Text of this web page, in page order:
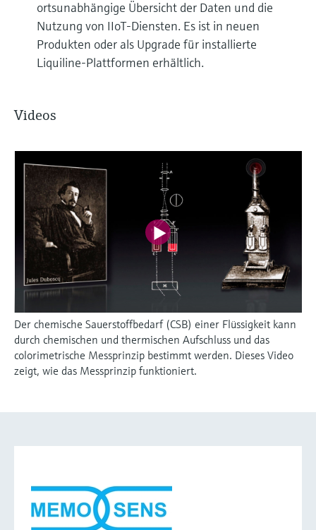
ortsunabhängige Übersicht der Daten und die
Nutzung von IIoT-Diensten. Es ist in neuen
Produkten oder als Upgrade für installierte
Liquiline-Plattformen erhältlich.
Videos
Der chemische Sauerstoffbedarf (CSB) einer Flüssigkeit kann
durch chemischen und thermischen Aufschluss und das
colorimetrische Messprinzip bestimmt werden. Dieses Video
zeigt, wie das Messprinzip funktioniert.